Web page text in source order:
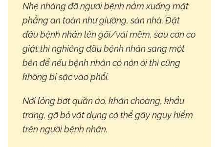
Nhẹ nhàng đỡ người bệnh nằm xuống mặt
phẳng an toàn như giường, sàn nhà. Đặt
đầu bệnh nhân lên gối/vải mềm, sau cơn co
giật thì nghiêng đầu bệnh nhân sang một
bên để nếu bệnh nhân có nôn ói thì cũng
không bị sặc vào phổi.
Nới lỏng bớt quần áo, khăn choàng, khẩu
trang, gỡ bỏ vật dụng có thể gây nguy hiểm
trên người bệnh nhân.